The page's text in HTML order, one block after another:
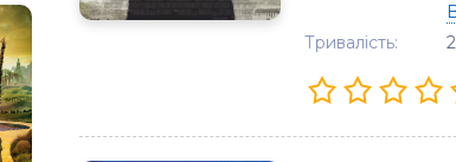
Тривалість: